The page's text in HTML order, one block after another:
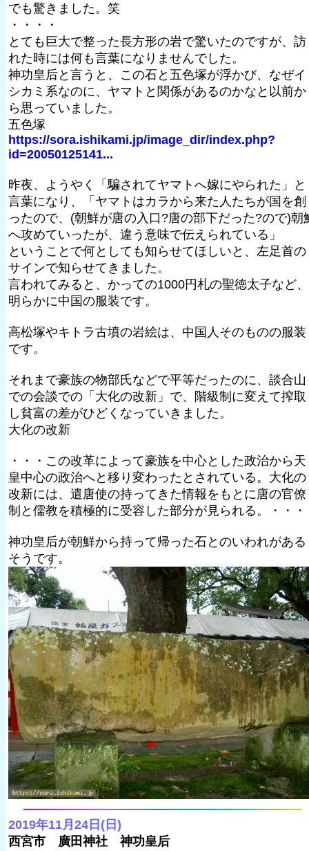
でも驚きました。笑
・・・・
とても巨大で整った長方形の岩で驚いたのですが、訪
れた時には何も言葉になりませんでした。
神功皇后と言うと、この石と五色塚が浮かび、なぜイ
シカミ系なのに、ヤマトと関係があるのかなと以前か
ら思っていました。
五色塚
https://sora.ishikami.jp/image_dir/index.php?
id=20050125141...
昨夜、ようやく「騙されてヤマトへ嫁にやられた」と
言葉になり、「ヤマトはカラから来た人たちが国を創
ったので、(朝鮮が唐の入口?唐の部下だった?ので)朝
へ攻めていったが、違う意味で伝えられている」
ということで何としても知らせてほしいと、左足首の
サインで知らせてきました。
言われてみると、かっての1000円札の聖徳太子など、
明らかに中国の服装です。
高松塚やキトラ古墳の岩絵は、中国人そのものの服装
です。
それまで豪族の物部氏などで平等だったのに、談合山
での会談での「大化の改新」で、階級制に変えて搾取
し貧富の差がひどくなっていきました。
大化の改新
・・・この改革によって豪族を中心とした政治から天
皇中心の政治へと移り変わったとされている。大化の
改新には、遣唐使の持ってきた情報をもとに唐の官僚
制と儒教を積極的に受容した部分が見られる。・・・
神功皇后が朝鮮から持って帰った石とのいわれがある
そうです。
2019年11月24日(日)
西宮市 廣田神社 神功皇后